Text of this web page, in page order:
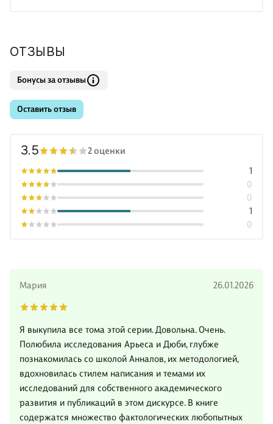
ОТЗЫВЫ
Бонусы за отзывы
Оставить отзыв
3.5 2 оценки
0
1
0
0
1
Мария 26.01.2026
Я выкупила все тома этой серии. Довольна. Очень.
Полюбила исследования Арьеса и Дюби, глубже
познакомилась со школой Анналов, их методологией,
вдохновилась стилем написания и темами их
исследований для собственного академического
развития и публикаций в этом дискурсе. В книге
содержатся множество фактологических любопытных